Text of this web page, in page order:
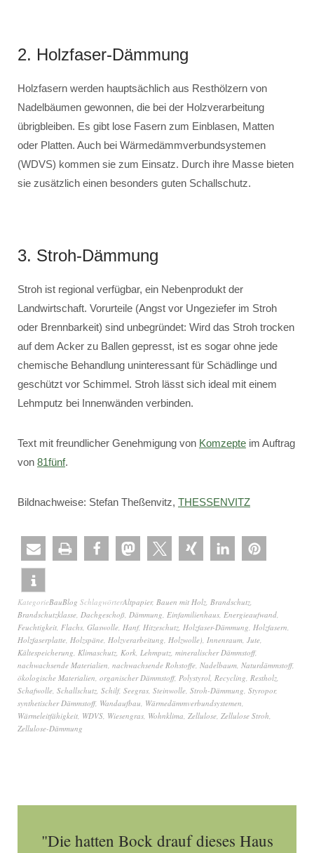
2. Holzfaser-Dämmung
Holzfasern werden hauptsächlich aus Resthölzern von
Nadelbäumen gewonnen, die bei der Holzverarbeitung
übrigbleiben. Es gibt lose Fasern zum Einblasen, Matten
oder Platten. Auch bei Wärmedämmverbundsystemen
(WDVS) kommen sie zum Einsatz. Durch ihre Masse bieten
sie zusätzlich einen besonders guten Schallschutz.
3. Stroh-Dämmung
Stroh ist regional verfügbar, ein Nebenprodukt der
Landwirtschaft. Vorurteile (Angst vor Ungeziefer im Stroh
oder Brennbarkeit) sind unbegründet: Wird das Stroh trocken
auf dem Acker zu Ballen gepresst, ist es sogar ohne jede
chemische Behandlung uninteressant für Schädlinge und
geschützt vor Schimmel. Stroh lässt sich ideal mit einem
Lehmputz bei Innenwänden verbinden.
Text mit freundlicher Genehmigung von Komzepte im Auftrag
von 81fünf.
Bildnachweise: Stefan Theßenvitz, THESSENVITZ
KategorieBauBlog SchlagwörterAltpapier, Bauen mit Holz, Brandschutz,
Brandschutzklasse, Dachgeschoß, Dämmung, Einfamilienhaus, Energieaufwand,
Feuchtigkeit, Flachs, Glaswolle, Hanf, Hitzeschutz, Holzfaser-Dämmung, Holzfasern,
Holzfaserplatte, Holzspäne, Holzverarbeitung, Holzwolle), Innenraum, Jute,
Kältespeicherung, Klimaschutz, Kork, Lehmputz, mineralischer Dämmstoff,
nachwachsende Materialien, nachwachsende Rohstoffe, Nadelbaum, Naturdämmstoff,
ökologische Materialien, organischer Dämmstoff, Polystyrol, Recycling, Restholz,
Schafwolle, Schallschutz, Schilf, Seegras, Steinwolle, Stroh-Dämmung, Styropor,
synthetischer Dämmstoff, Wandaufbau, Wärmedämmverbundsystemen,
Wärmeleitfähigkeit, WDVS, Wiesengras, Wohnklima, Zellulose, Zellulose Stroh,
Zellulose-Dämmung
"Die hatten Bock drauf dieses Haus